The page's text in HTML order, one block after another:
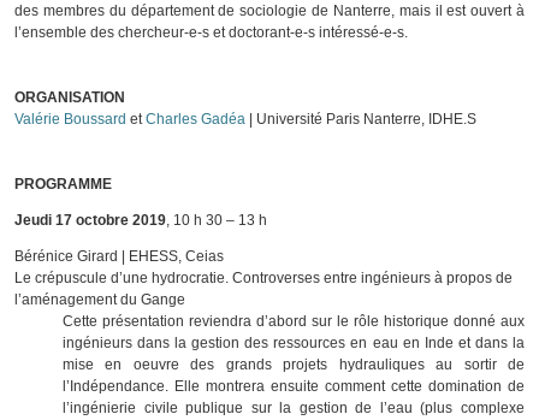
des membres du département de sociologie de Nanterre, mais il est ouvert à
l’ensemble des chercheur-e-s et doctorant-e-s intéressé-e-s.
ORGANISATION
Valérie Boussard etCharles Gadéa | Université Paris Nanterre, IDHE.S
PROGRAMME
Jeudi 17 octobre 2019, 10 h 30 – 13 h
Bérénice Girard | EHESS, Ceias
Le crépuscule d’une hydrocratie. Controverses entre ingénieurs à propos de
l’aménagement du Gange
Cette présentation reviendra d’abord sur le rôle historique donné aux
ingénieurs dans la gestion des ressources en eau en Inde et dans la
mise en oeuvre des grands projets hydrauliques au sortir de
l’Indépendance. Elle montrera ensuite comment cette domination de
l’ingénierie civile publique sur la gestion de l’eau (plus complexe